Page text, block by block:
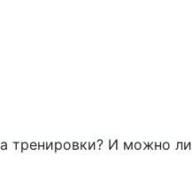
тренировки? И можно ли